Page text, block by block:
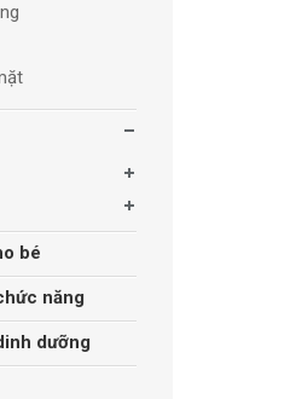
bé
năng
dưỡng